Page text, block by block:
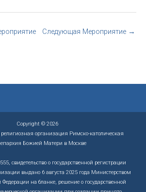
Следующая Мероприятие →
Copyright © 2026
организация Римско-католическая
Божией Матери в Москве
свидетельство о государственной регистрации
выдано 6 августа 2025 года Министерством
на бланке, решение о государственной